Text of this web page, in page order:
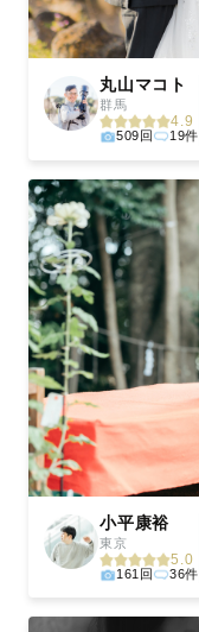
丸山マコト
群馬
4.9
509回 19件
小平康裕
東京
5.0
161回 36件